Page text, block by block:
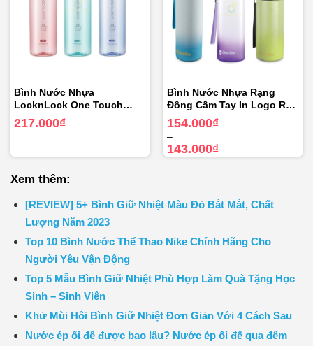
Bình Nước Nhựa
LocknLock One Touch
550ml – ABF645
217.000₫
Bình Nước Nhựa Rạng
Đông Cầm Tay In Logo RD-
07PX 500ml-600ml-700ml
143.000₫
–
154.000₫
Khoảng
giá:
từ
143.000₫
đến
Xem thêm:
[REVIEW] 5+ Bình Giữ Nhiệt Màu Đỏ Bắt Mắt, Chất
Lượng Năm 2023
Top 10 Bình Nước Thể Thao Nike Chính Hãng Cho
Người Yêu Vận Động
Top 5 Mẫu Bình Giữ Nhiệt Phù Hợp Làm Quà Tặng Học
Sinh – Sinh Viên
Khử Mùi Hôi Bình Giữ Nhiệt Đơn Giản Với 4 Cách Sau
Nước ép ổi đề được bao lâu? Nước ép ổi để qua đêm